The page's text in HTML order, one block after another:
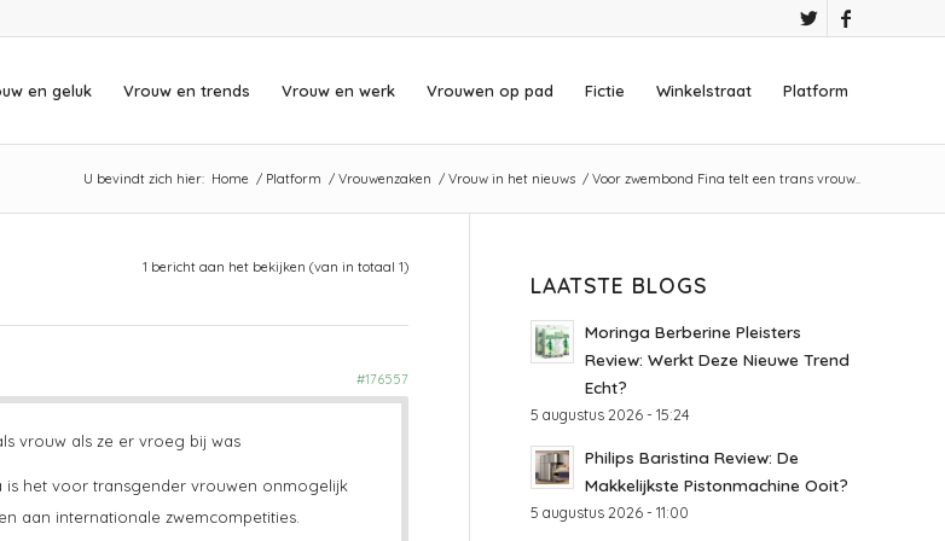
en geluk Vrouw en trends Vrouw en werk Vrouwen op pad Fictie Winkelstraat Platform
U bevindt zich hier: Home / Platform / Vrouwenzaken / Vrouw in het nieuws / Voor zwembond Fina telt een trans vrouw..
1 bericht aan het bekijken (van in totaal 1)
#176557
vrouw als ze er vroeg bij was
het voor transgender vrouwen onmogelijk
aan internationale zwemcompetities.
LAATSTE BLOGS
Moringa Berberine Pleisters
Review: Werkt Deze Nieuwe Trend
Echt?
5 augustus 2026 - 15:24
Philips Baristina Review: De
Makkelijkste Pistonmachine Ooit?
5 augustus 2026 - 11:00